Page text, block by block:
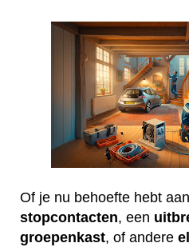
Of je nu behoefte hebt aan
stopcontacten, een
groepenkast, of andere